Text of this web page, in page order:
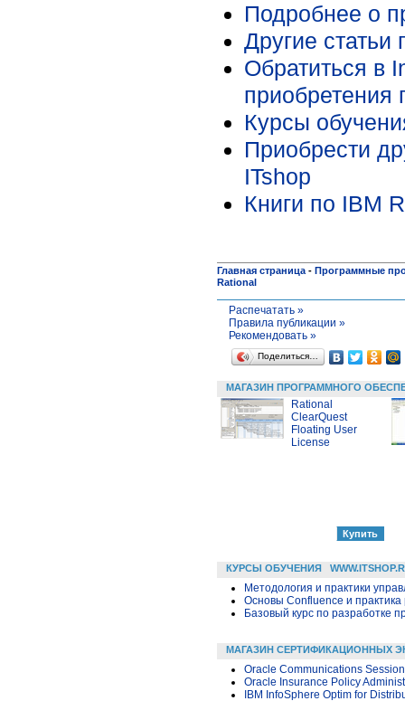
Подробнее о
Другие
Обратиться в
приобретения
Курсы
Приобрести
ITshop
Книги по IBM
Главная страница - Программные
Rational
Распечатать »
Правила публикации »
Рекомендовать »
Поделиться…
МАГАЗИН ПРОГРАММНОГО
Rational
ClearQuest
Floating User
License
КУРСЫ ОБУЧЕНИЯ
Методология и практики
Основы Confluence и
Базовый курс по разработке
МАГАЗИН СЕРТИФИКАЦИОННЫХ
Oracle Communications
Oracle Insurance Policy
IBM InfoSphere Optim for